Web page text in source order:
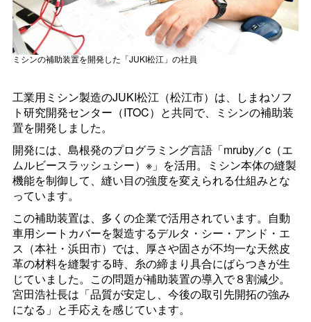
ミシンの補助装置を開発した「JUKI松江」の社員
工業用ミシン製造のJUKI松江（松江市）は、しまねソフ
ト研究開発センター（ITOC）と共同で、ミシンの補助装
置を開発しました。
開発には、島根発のプログラミング言語「mruby／c（エ
ムルビースラッシュシー）※」を活用。ミシン本体の縫製
機能を制御して、縫い目の強度を変えられる仕組みとな
っています。
この補助装置は、多くの企業で活用されています。自動
車用シートカバーを製造するデルタ・シー・アンド・エ
ス（本社・浜田市）では、厚さや固さが不均一な天然皮
革の材料を縫製する時、糸の締まり具合にばらつきが生
じていました。この問題が補助装置の導入で８割減少。
宮田浩社長は「品質が安定し、今後の取引先開拓の強み
になる」と手応えを感じています。